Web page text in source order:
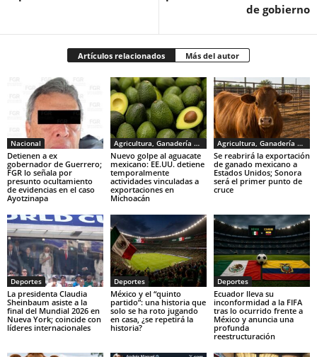
de gobierno
Artículos relacionados Más del autor
Nacional
Detienen a ex
gobernador de Guerrero;
FGR lo señala por
presunto ocultamiento
de evidencias en el caso
Ayotzinapa
Agricultura, Ganadería y Pesca
Nuevo golpe al aguacate
mexicano: EE.UU. detiene
temporalmente
actividades vinculadas a
exportaciones en
Michoacán
Agricultura, Ganadería y Pesca
Se reabrirá la exportación
de ganado mexicano a
Estados Unidos; Sonora
será el primer punto de
cruce
Deportes
La presidenta Claudia
Sheinbaum asiste a la
final del Mundial 2026 en
Nueva York; coincide con
líderes internacionales
Deportes
México y el “quinto
partido”: una historia que
solo se ha roto jugando
en casa, ¿se repetirá la
historia?
Deportes
Ecuador lleva su
inconformidad a la FIFA
tras lo ocurrido frente a
México y anuncia una
profunda
reestructuración